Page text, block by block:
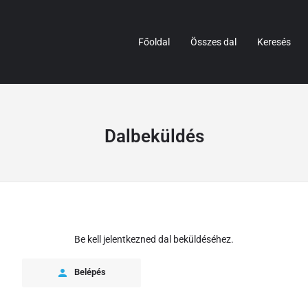
Főoldal Összes dal Keresés
Dalbeküldés
Be kell jelentkezned dal beküldéséhez.
Belépés